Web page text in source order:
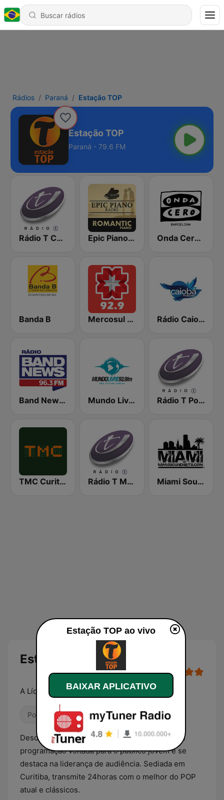
Rádios Paraná Estação TOP
Estação TOP
Paraná - 79.6 FM
Rádio T Curitiba Epic Piano - ROMANTIC PIANO Onda Cero Barcelona
Banda B Mercosul FM Curitiba Rádio Caiobá FM 102.3
Band News FM 96.3 Curitiba Mundo Livre FM Curitiba Rádio T Ponta Grossa
TMC Curitiba Rádio T Maringá Miami SoundSets
Estação TOP
A Líder do Brasil!
Pop / Top 40 Hits Clássicos
Desde 2006 a Estação Top está no ar com uma
programação voltada para o público jovem e se
destaca na liderança de audiência. Sediada em
Curitiba, transmite 24horas com o melhor do POP
atual e clássicos.
Estação TOP ao vivo
BAIXAR APLICATIVO